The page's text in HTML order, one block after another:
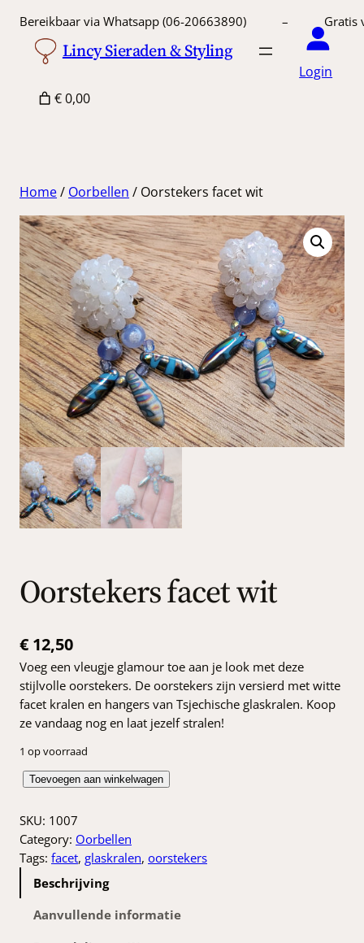
GaBereikbaar via Whatsapp (06-20663890) –
Lincy Sieraden & Styling
Login
€ 0,00
Home/ Oorbellen / Oorstekers facet wit
Oorstekers facet wit
€ 12,50
Voeg een vleugje glamour toe aan je look met deze
stijlvolle oorstekers. De oorstekers zijn versierd met witte
facet kralen en hangers van Tsjechische glaskralen. Koop
ze vandaag nog en laat jezelf stralen!
1 op voorraad
r
s
t
e
Toevoegen aan winkelwagen
SKU: 1007
Category: Oorbellen
Tags: facet, glaskralen, oorstekers
Beschrijving
Aanvullende informatie